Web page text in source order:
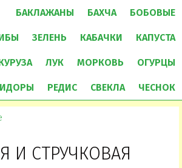
БАКЛАЖАНЫ БАХЧА БОБОВЫЕ
ЗЕЛЕНЬ КАБАЧКИ КАПУСТА
ЛУК МОРКОВЬ ОГУРЦЫ
РЕДИС СВЕКЛА ЧЕСНОК
И СТРУЧКОВАЯ